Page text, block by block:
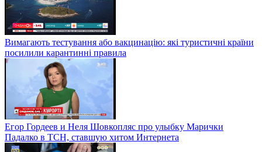
Вимагають тестування або вакцинацію: які туристичні країни
посилили карантинні правила
Егор Гордеев и Неля Шовкопляс про улыбку Марички
Падалко в ТСН, ставшую хитом Интернета